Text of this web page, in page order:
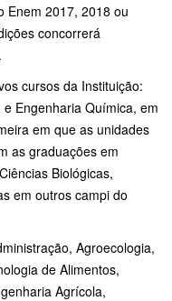
Enem 2017, 2018 ou
concorrerá
cursos da Instituição:
Engenharia Química, em
em que as unidades
as graduações em
Biológicas,
em outros campi do
Agroecologia,
de Alimentos,
Agrícola,